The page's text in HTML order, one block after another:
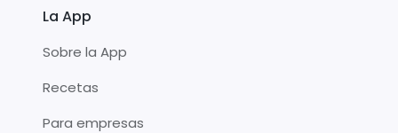
La App
Sobre la App
Recetas
Para empresas